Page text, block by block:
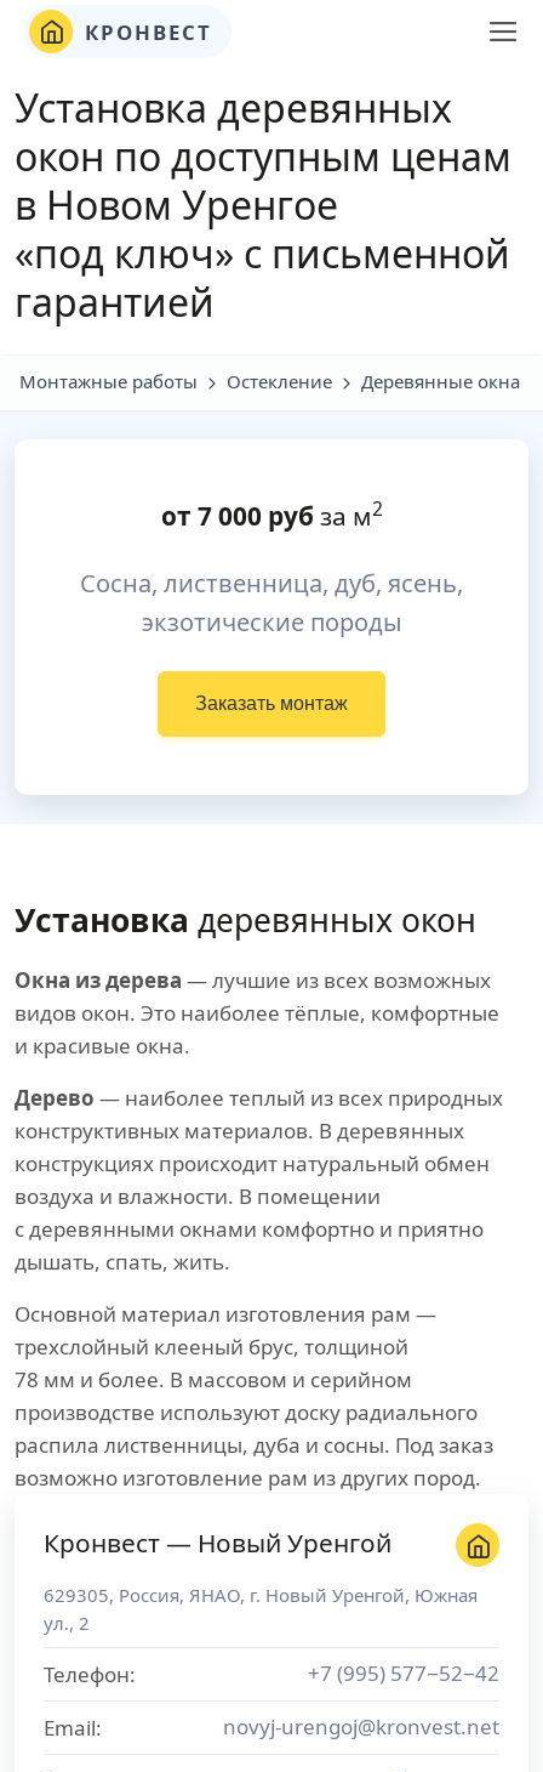
КРОНВЕСТ
Установка деревянных
окон по доступным ценам
в Новом Уренгое
«под ключ» с письменной
гарантией
Монтажные работы Остекление Деревянные окна
от 7 000руб за м2
Сосна, лиственница, дуб, ясень,
экзотические породы
Заказать монтаж
Установка деревянных окон
Окна из дерева — лучшие из всех возможных
видов окон. Это наиболее тёплые, комфортные
и красивые окна.
Дерево — наиболее теплый из всех природных
конструктивных материалов. В деревянных
конструкциях происходит натуральный обмен
воздуха и влажности. В помещении
с деревянными окнами комфортно и приятно
дышать, спать, жить.
Основной материал изготовления рам —
трехслойный клееный брус, толщиной
78 мм и более. В массовом и серийном
производстве используют доску радиального
распила лиственницы, дуба и сосны. Под заказ
возможно изготовление рам из других пород.
Кронвест — Новый Уренгой
629305, Россия, ЯНАО, г. Новый Уренгой, Южная
ул., 2
Телефон:
+7 (995) 577−52−42
Email:
novyj-urengoj@kronvest.net